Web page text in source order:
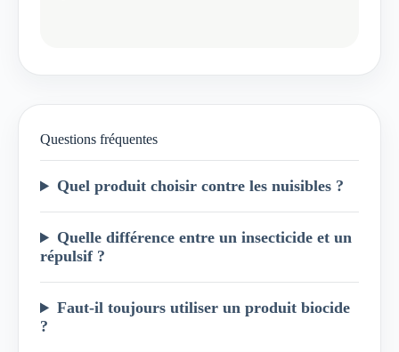
Questions fréquentes
Quel produit choisir contre les nuisibles ?
Quelle différence entre un insecticide et un
répulsif ?
Faut-il toujours utiliser un produit biocide
?